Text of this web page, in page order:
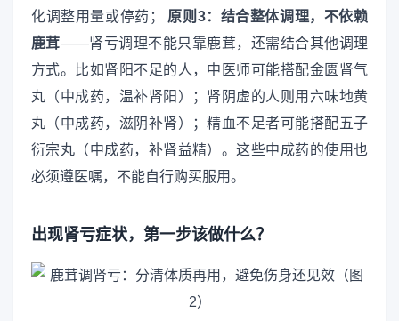
化调整用量或停药； 原则3：结合整体调理，不依赖
鹿茸——肾亏调理不能只靠鹿茸，还需结合其他调理
方式。比如肾阳不足的人，中医师可能搭配金匮肾气
丸（中成药，温补肾阳）；肾阴虚的人则用六味地黄
丸（中成药，滋阴补肾）；精血不足者可能搭配五子
衍宗丸（中成药，补肾益精）。这些中成药的使用也
必须遵医嘱，不能自行购买服用。
出现肾亏症状，第一步该做什么？